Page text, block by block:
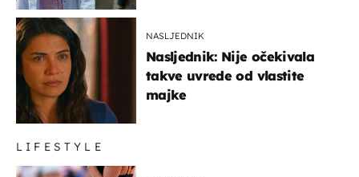
NASLJEDNIK
Nasljednik: Nije očekivala
takve uvrede od vlastite
majke
LIFESTYLE